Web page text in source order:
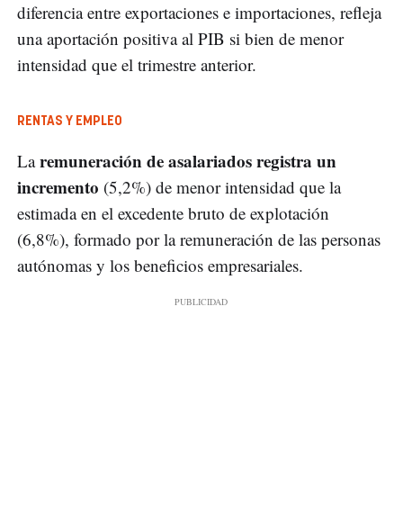
diferencia entre exportaciones e importaciones, refleja
una aportación positiva al PIB si bien de menor
intensidad que el trimestre anterior.
RENTAS Y EMPLEO
Laremuneración de asalariados registra un
incremento (5,2%) de menor intensidad que la
estimada en el excedente bruto de explotación
(6,8%), formado por la remuneración de las personas
autónomas y los beneficios empresariales.